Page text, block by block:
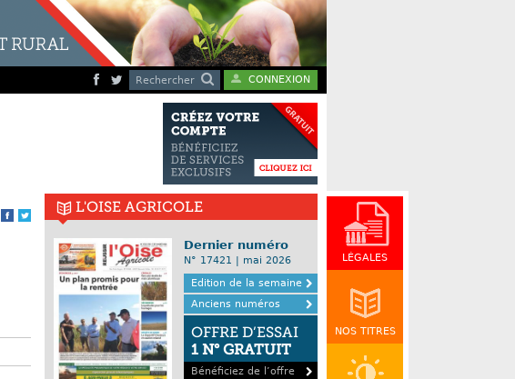
Rechercher CONNEXION
LÉGALES
NOS TITRES
Facebook
Twitter
L'OISE AGRICOLE
Dernier numéro
N° 17421 | mai 2026
Edition de la semaine
Anciens numéros
OFFRE D’ESSAI
1 N° GRATUIT
Bénéficiez de l’offre